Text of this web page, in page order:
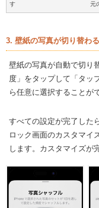
す
元
3. 壁紙の写真が切り替わ
壁紙の写真が自動で切り
度」をタップして「タッ
ら任意に選択することが
すべての設定が完了した
ロック画面のカスタマイ
します。カスタマイズが